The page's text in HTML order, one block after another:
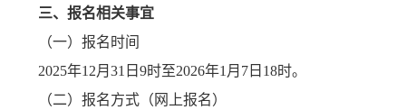
三、报名相关事宜
（一）报名时间
2025年12月31日9时至2026年1月7日18时。
（二）报名方式（网上报名）